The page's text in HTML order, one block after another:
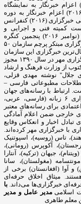
(۲۰۱۶) اجلاس رسانه‌ای جاده ابریشم چین (۲۰۱۶) اعزام خبرنگار به نمایشگاه
صنعت حلال تایلند به دعوت رسمی دولت تایلند (۲۰۱۶) اعزام خبرنگار به دوره
آموزشی خبرگزاری اسپوتنیک روسیه به دعوت رسمی خبرگزاری (۲۰۱۶) کنفرانس
(۲۰۱۶) چهلمین نشست کمیته فنی و اجرایی و
شانزدهمین اجلاس مجمع عمومی اوآنا، آذربایجان (نوامبر ۲۰۱۶) پنجمین کنگره
جهانی خبرگزاری‌ها، آذربایجان (نوامبر ۲۰۱۶) این خبرگزاری مبتکر پرچم سازمان ۵۰
خبرگزاری این سازمان
در سال ۲۰۱۰ بوده است. انتشارات رسانه مهر خبرگزاری مهر در سال ۱۳۹۰ مجوز
از وزارت فرهنگ و ارشاد
جلال" نوشته مهدی قزلی،
مطبوعاتی فارسی –
ارتباط با رسانه‌های جهان
نظر به حضور بین‌المللی و اثرگذاری، این خبرگزاری ۶ زبانه (فارسی، عربی،
برای رسانه‌های معتبر
خارجی ضمن اعلام آمادگی
تبادل اخبار و انعکاس وقایع
با خبرگزاری مهر کرده‌اند.
تاس (روسیه)، اسپوتنیک
آکوپرس (رومانی)،
جیهان (ترکیه)، آنتارا
مونتسامه (مغولستان)، سانا
آوا (افغانستان) برخی از
میثاق اخلاق حرفه‌ای
خبرگزاری‌ها می‌داند. با
اسلامیمدیر عامل و مدیر
معلم طاهری